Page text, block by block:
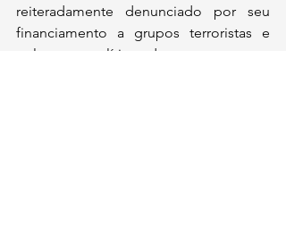
reiteradamente denunciado por seu
financiamento a grupos terroristas e
pelo uso político de seu programa